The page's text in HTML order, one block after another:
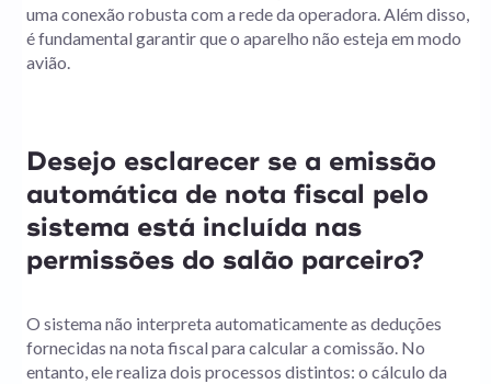
uma conexão robusta com a rede da operadora. Além disso,
é fundamental garantir que o aparelho não esteja em modo
avião.
Desejo esclarecer se a emissão
automática de nota fiscal pelo
sistema está incluída nas
permissões do salão parceiro?
O sistema não interpreta automaticamente as deduções
fornecidas na nota fiscal para calcular a comissão. No
entanto, ele realiza dois processos distintos: o cálculo da